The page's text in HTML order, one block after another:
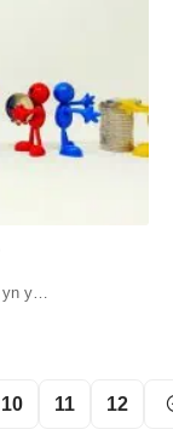
y…
10 11 12